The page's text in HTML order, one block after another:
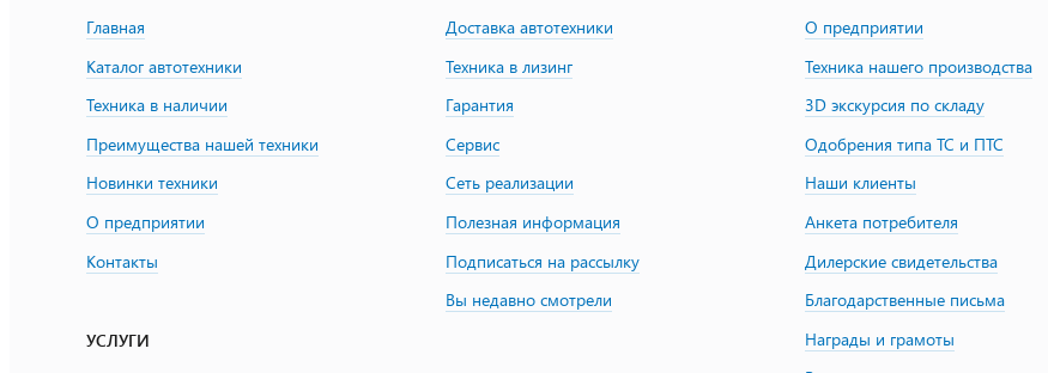
Главная
Каталог автотехники
Техника в наличии
Преимущества нашей техники
Новинки техники
О предприятии
Контакты
УСЛУГИ
Доставка автотехники
Техника в лизинг
Гарантия
Сервис
Сеть реализации
Полезная информация
Подписаться на рассылку
Вы недавно смотрели
О предприятии
Техника нашего производства
3D экскурсия по складу
Одобрения типа ТС и ПТС
Наши клиенты
Анкета потребителя
Дилерские свидетельства
Благодарственные письма
Награды и грамоты